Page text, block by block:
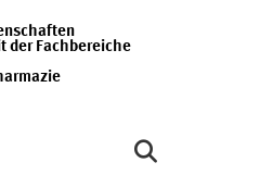
der Fachbereiche